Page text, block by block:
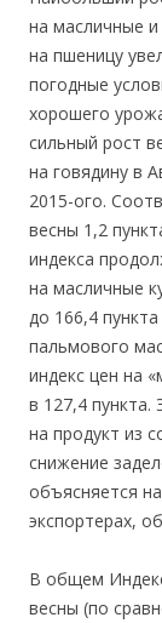
на масличные
на пшеницу
погодные
хорошего
сильный рост
на говядину в
2015-ого.
весны 1,2
индекса
на масличные
до 166,4
пальмового
индекс цен на
в 127,4
на продукт из
снижение
объясняется
экспортерах,
В общем
весны (по